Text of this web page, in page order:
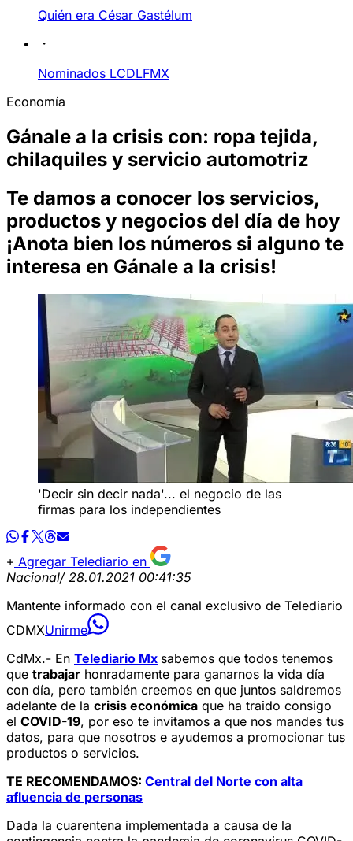
Quién era César Gastélum
Nominados LCDLFMX
Economía
Gánale a la crisis con: ropa tejida,
chilaquiles y servicio automotriz
Te damos a conocer los servicios,
productos y negocios del día de hoy
¡Anota bien los números si alguno te
interesa en Gánale a la crisis!
'Decir sin decir nada'... el negocio de las
firmas para los independientes
Agregar Telediario en
Nacional/ 28.01.2021 00:41:35
Mantente informado con el canal exclusivo de Telediario
CDMXUnirme
CdMx.- En Telediario Mx sabemos que todos tenemos
que trabajar honradamente para ganarnos la vida día
con día, pero también creemos en que juntos saldremos
adelante de la crisis económica que ha traido consigo
el COVID-19, por eso te invitamos a que nos mandes tus
datos, para que nosotros e ayudemos a promocionar tus
productos o servicios.
TE RECOMENDAMOS: Central del Norte con alta
afluencia de personas
Dada la cuarentena implementada a causa de la